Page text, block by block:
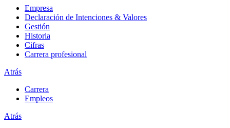
Empresa
Declaración de Intenciones & Valores
Gestión
Historia
Cifras
Carrera profesional
Atrás
Carrera
Empleos
Atrás